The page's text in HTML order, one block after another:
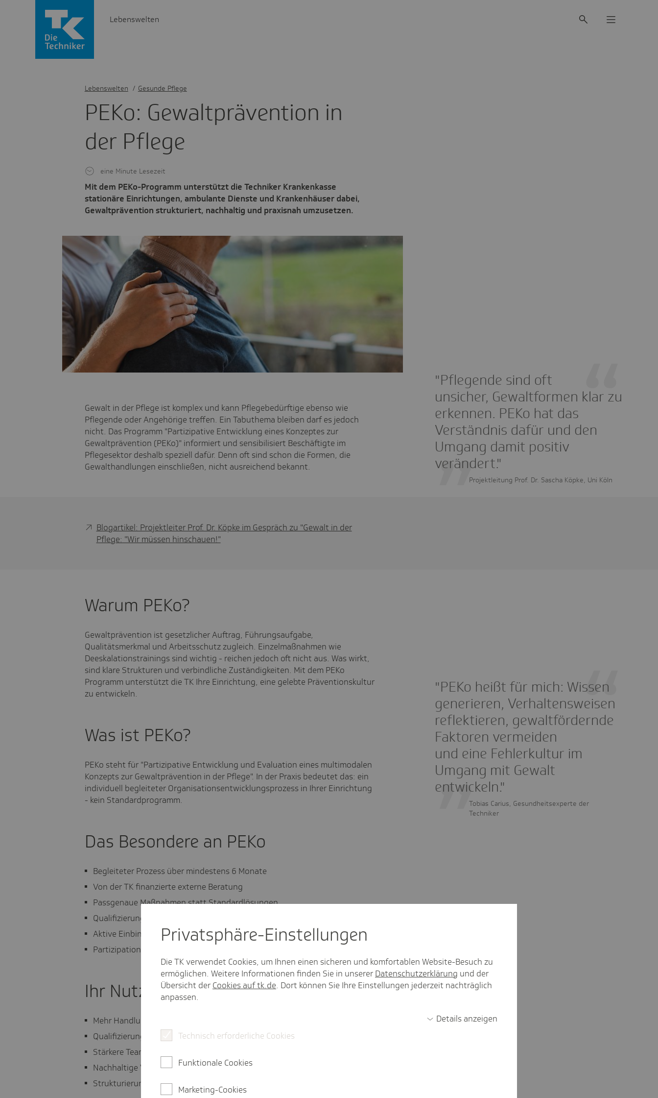
Lebenswelten
PEKo: Gewalt­prä­ven­tion in
der Pflege
Mit dem PEKo-Programm unterstützt die Techniker Krankenkasse
stationäre Einrichtungen, ambulante Dienste und Krankenhäuser dabei,
Gewaltprävention strukturiert, nachhaltig und praxisnah umzusetzen.
eine Minute Lesezeit
Lebenswelten / Gesunde Pflege
Gewalt in der Pflege ist komplex und kann Pflegebedürftige ebenso wie
Pflegende oder Angehörige treffen. Ein Tabuthema bleiben darf es jedoch
nicht. Das Programm "Partizipative Entwicklung eines Konzeptes zur
Gewaltprävention (PEKo)" informiert und sensibilisiert Beschäftigte im
Pflegesektor deshalb speziell dafür. Denn oft sind schon die Formen, die
Gewalthandlungen einschließen, nicht ausreichend bekannt.
"Pflegende sind oft
unsicher, Gewaltformen klar zu
erkennen. PEKo hat das
Verständnis dafür und den
Umgang damit positiv
verändert."
Projektleitung Prof. Dr. Sascha Köpke, Uni Köln
Blogartikel: Projektleiter Prof. Dr. Köpke im Gespräch zu "Gewalt in der
Pflege: "Wir müssen hinschauen!"
Warum PEKo?
Gewaltprävention ist gesetzlicher Auftrag, Führungsaufgabe,
Qualitätsmerkmal und Arbeitsschutz zugleich. Einzelmaßnahmen wie
Deeskalationstrainings sind wichtig - reichen jedoch oft nicht aus. Was wirkt,
sind klare Strukturen und verbindliche Zuständigkeiten. Mit dem PEKo
Programm unterstützt die TK Ihre Einrichtung, eine gelebte Präventionskultur
zu entwickeln.
Was ist PEKo?
PEKo steht für "Partizipative Entwicklung und Evaluation eines multimodalen
Konzepts zur Gewaltprävention in der Pflege". In der Praxis bedeutet das: ein
individuell begleiteter Organisationsentwicklungsprozess in Ihrer Einrichtung
- kein Standardprogramm.
"PEKo heißt für mich: Wissen
generieren, Verhaltensweisen
reflektieren, gewaltfördernde
Faktoren vermeiden
und eine Fehlerkultur im
Umgang mit Gewalt
entwickeln."
Tobias Carius, Gesundheitsexperte der
Techniker
Das Besondere an PEKo
Begleiteter Prozess über mindestens 6 Monate
Von der TK finanzierte externe Beratung
Passgenaue Maßnahmen statt Standardlösungen
Qualifizierung interne PEKo-Beauftragte
Aktive Einbindung der Leitungsebene
Partizipation statt Top-down
Ihr Nutzen
Mehr Handlungssicherheit im Arbeitsalltag
Qualifizierung von Mitarbeitenden
Stärkere Teamkultur
Nachhaltige Verankerung von Prävention
Strukturierung und Bündelung bestehender Maßnahmen
Privat­sphäre-Einstel­lungen
Die TK verwendet Cookies, um Ihnen einen sicheren und komfortablen Website-Besuch zu
ermöglichen. Weitere Informationen finden Sie in unserer Datenschutzerklärung und der
Übersicht der Cookies auf tk.de. Dort können Sie Ihre Einstellungen jederzeit nachträglich
anpassen.
Details anzeigen
Technisch erforderliche Cookies
Funktionale Cookies
Marketing-Cookies